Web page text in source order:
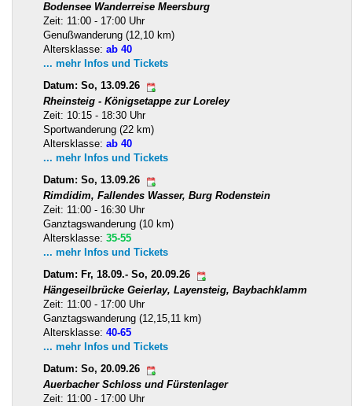
Bodensee Wanderreise Meersburg
Zeit: 11:00 - 17:00 Uhr
Genußwanderung (12,10 km)
Altersklasse: ab 40
... mehr Infos und Tickets
Datum: So, 13.09.26
Rheinsteig - Königsetappe zur Loreley
Zeit: 10:15 - 18:30 Uhr
Sportwanderung (22 km)
Altersklasse: ab 40
... mehr Infos und Tickets
Datum: So, 13.09.26
Rimdidim, Fallendes Wasser, Burg Rodenstein
Zeit: 11:00 - 16:30 Uhr
Ganztagswanderung (10 km)
Altersklasse: 35-55
... mehr Infos und Tickets
Datum: Fr, 18.09.- So, 20.09.26
Hängeseilbrücke Geierlay, Layensteig, Baybachklamm
Zeit: 11:00 - 17:00 Uhr
Ganztagswanderung (12,15,11 km)
Altersklasse: 40-65
... mehr Infos und Tickets
Datum: So, 20.09.26
Auerbacher Schloss und Fürstenlager
Zeit: 11:00 - 17:00 Uhr